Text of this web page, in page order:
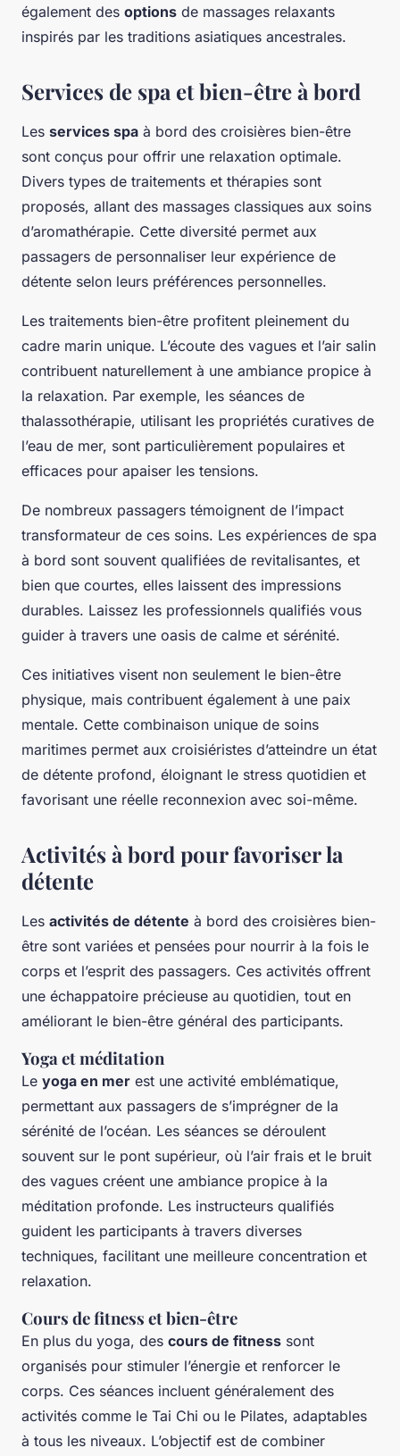
également des options de massages relaxants
inspirés par les traditions asiatiques ancestrales.
Services de spa et bien-être à bord
Les services spa à bord des croisières bien-être
sont conçus pour offrir une relaxation optimale.
Divers types de traitements et thérapies sont
proposés, allant des massages classiques aux soins
d’aromathérapie. Cette diversité permet aux
passagers de personnaliser leur expérience de
détente selon leurs préférences personnelles.
Les traitements bien-être profitent pleinement du
cadre marin unique. L’écoute des vagues et l’air salin
contribuent naturellement à une ambiance propice à
la relaxation. Par exemple, les séances de
thalassothérapie, utilisant les propriétés curatives de
l’eau de mer, sont particulièrement populaires et
efficaces pour apaiser les tensions.
De nombreux passagers témoignent de l’impact
transformateur de ces soins. Les expériences de spa
à bord sont souvent qualifiées de revitalisantes, et
bien que courtes, elles laissent des impressions
durables. Laissez les professionnels qualifiés vous
guider à travers une oasis de calme et sérénité.
Ces initiatives visent non seulement le bien-être
physique, mais contribuent également à une paix
mentale. Cette combinaison unique de soins
maritimes permet aux croisiéristes d’atteindre un état
de détente profond, éloignant le stress quotidien et
favorisant une réelle reconnexion avec soi-même.
Activités à bord pour favoriser la
détente
Les activités de détente à bord des croisières bien-
être sont variées et pensées pour nourrir à la fois le
corps et l’esprit des passagers. Ces activités offrent
une échappatoire précieuse au quotidien, tout en
améliorant le bien-être général des participants.
Yoga et méditation
Le yoga en mer est une activité emblématique,
permettant aux passagers de s’imprégner de la
sérénité de l’océan. Les séances se déroulent
souvent sur le pont supérieur, où l’air frais et le bruit
des vagues créent une ambiance propice à la
méditation profonde. Les instructeurs qualifiés
guident les participants à travers diverses
techniques, facilitant une meilleure concentration et
relaxation.
Cours de fitness et bien-être
En plus du yoga, des cours de fitness sont
organisés pour stimuler l’énergie et renforcer le
corps. Ces séances incluent généralement des
activités comme le Tai Chi ou le Pilates, adaptables
à tous les niveaux. L’objectif est de combiner